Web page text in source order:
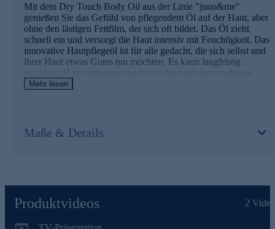
Mit dem Dry Touch Body Oil aus der Linie "juno&me"
genießen Sie das Gefühl von pflegendem Öl auf der Haut, aber
ohne den lästigen Fettfilm, der sich oft bildet. Das Öl zieht
schnell ein und versorgt die Haut intensiv mit Feuchtigkeit. Das
innovative Hautpflegeöl ist für alle gedacht, die sich selbst und
ihrer Haut etwas Gutes tun möchten. Es kann langfristig
trockener Haut vorbeugen und verwöhnt mit dem pudrigen
Signature Duft.
Maracujaölberuhigt die Haut schützt und vor freien
Olivenölwirkt regenerierend und feuchtigkeitsspendend
auf trockene oder strapazierte Haut durch Sonne oder
trockene Winterluft.
Mehr lesen
Maße & Details
Produktvideos 2